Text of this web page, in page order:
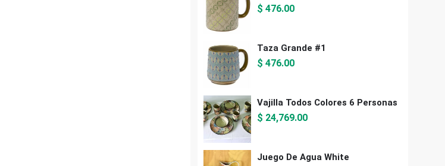
$ 476.00
Taza Grande #1
$ 476.00
Vajilla Todos Colores 6 Personas
$ 24,769.00
Juego De Agua White